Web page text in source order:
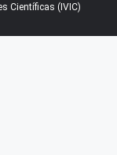
Científicas (IVIC)